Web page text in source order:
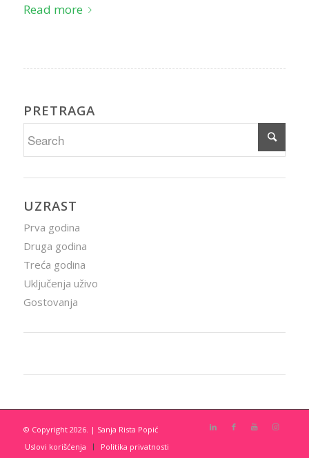
Read more
PRETRAGA
UZRAST
Prva godina
Druga godina
Treća godina
Uključenja uživo
Gostovanja
© Copyright 2026. | Sanja Rista Popić
Uslovi korišćenja
Politika privatnosti